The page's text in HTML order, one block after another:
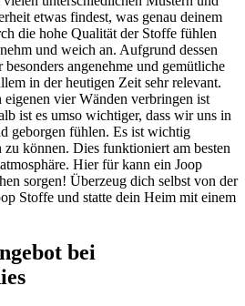
etwas findest, was genau deinem
die hohe Qualität der Stoffe fühlen
und weich an. Aufgrund dessen
angenehme und gemütliche
in der heutigen Zeit sehr relevant.
vier Wänden verbringen ist
ist es umso wichtiger, dass wir uns in
geborgen fühlen. Es ist wichtig
zu können. Dies funktioniert am besten
Hier für kann ein Joop
sorgen! Überzeug dich selbst von der
Stoffe und statte dein Heim mit einem
bei